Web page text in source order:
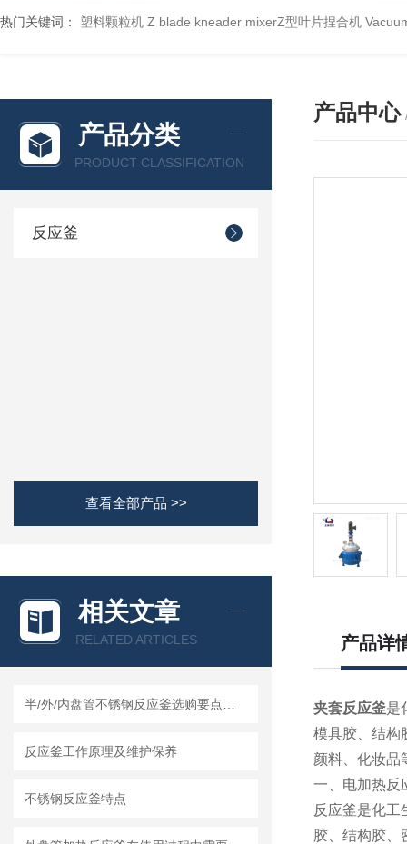
热门关键词： 塑料颗粒机 Z blade kneader mixerZ型叶片捏合机
产品分类
PRODUCT CLASSIFICATION
反应釜
查看全部产品 >>
相关文章
RELATED ARTICLES
反应釜工作原理及维护保养
不锈钢反应釜特点
产品中心
产品详
夹套反应釜是
模具胶、结构
颜料、化妆品
一、电加热反
反应釜是化工
胶、结构胶、